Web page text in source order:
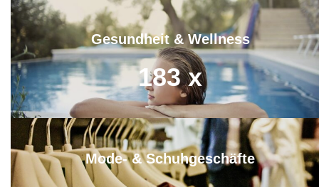
Gesundheit & Wellness
183 x
Mode- & Schuhgeschäfte